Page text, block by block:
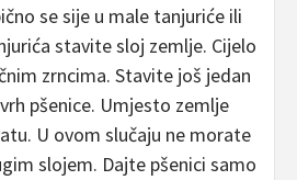
se sije u male tanjuriće ili
stavite sloj zemlje. Cijelo
zrncima. Stavite još jedan
pšenice. Umjesto zemlje
U ovom slučaju ne morate
slojem. Dajte pšenici samo